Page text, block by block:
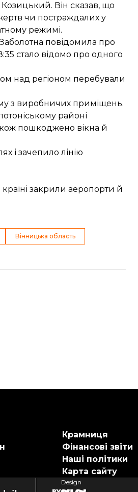
Він сказав, що
чи постраждалих у
режимі.
Заболотна повідомила про
стало відомо про одного
над регіоном перебували
з виробничих приміщень.
районі
пошкоджено вікна й
і зачепило лінію
закрили аеропорти й
Вінницька область
Крамниця
Фінансові звіти
Наші політики
Карта сайту
Design